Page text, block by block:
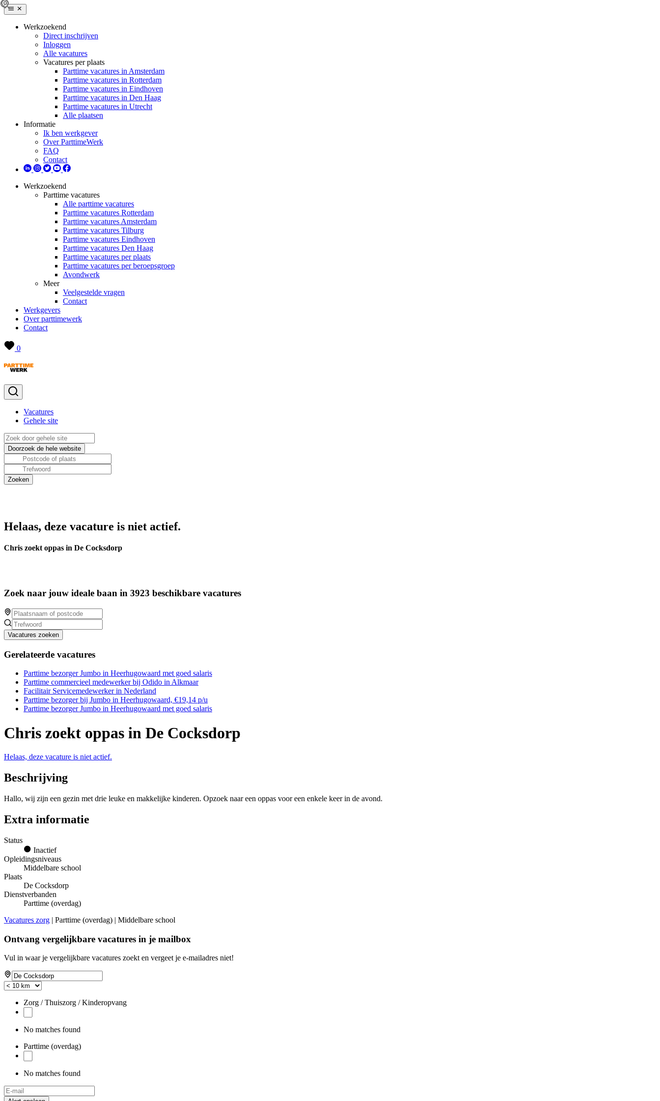
Werkzoekend
Direct inschrijven
Inloggen
Alle vacatures
Vacatures per plaats
Parttime vacatures in Amsterdam
Parttime vacatures in Rotterdam
Parttime vacatures in Eindhoven
Parttime vacatures in Den Haag
Parttime vacatures in Utrecht
Alle plaatsen
Informatie
Ik ben werkgever
Over ParttimeWerk
FAQ
Contact
Werkzoekend
Parttime vacatures
Alle parttime vacatures
Parttime vacatures Rotterdam
Parttime vacatures Amsterdam
Parttime vacatures Tilburg
Parttime vacatures Eindhoven
Parttime vacatures Den Haag
Parttime vacatures per plaats
Parttime vacatures per beroepsgroep
Avondwerk
Meer
Veelgestelde vragen
Contact
Werkgevers
Over parttimewerk
Contact
0
Vacatures
Gehele site
Helaas, deze vacature is niet actief.
Chris zoekt oppas in De Cocksdorp
Zoek naar jouw ideale baan in 3923 beschikbare vacatures
Vacatures zoeken
Gerelateerde vacatures
Parttime bezorger Jumbo in Heerhugowaard met goed salaris
Parttime commercieel medewerker bij Odido in Alkmaar
Facilitair Servicemedewerker in Nederland
Parttime bezorger bij Jumbo in Heerhugowaard, €19,14 p/u
Parttime bezorger Jumbo in Heerhugowaard met goed salaris
Chris zoekt oppas in De Cocksdorp
Helaas, deze vacature is niet actief.
Beschrijving
Hallo, wij zijn een gezin met drie leuke en makkelijke kinderen. Opzoek naar een oppas voor een enkele keer in de avond.
Extra informatie
Status
Inactief
Opleidingsniveaus
Middelbare school
Plaats
De Cocksdorp
Dienstverbanden
Parttime (overdag)
Vacatures zorg | Parttime (overdag) | Middelbare school
Ontvang vergelijkbare vacatures in je mailbox
Vul in waar je vergelijkbare vacatures zoekt en vergeet je e-mailadres niet!
Zorg / Thuiszorg / Kinderopvang
No matches found
Parttime (overdag)
No matches found